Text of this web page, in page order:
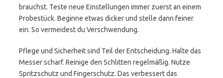
brauchst. Teste neue Einstellungen immer zuerst an einem
Probestück. Beginne etwas dicker und stelle dann feiner
ein. So vermeidest du Verschwendung.
Pflege und Sicherheit sind Teil der Entscheidung. Halte das
Messer scharf. Reinige den Schlitten regelmäßig. Nutze
Spritzschutz und Fingerschutz. Das verbessert das